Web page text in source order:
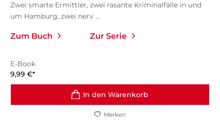
Zwei smarte Ermittler, zwei rasante Kriminalfälle in und
um Hamburg, zwei nerv ...
Zum Buch Zur Serie
E-Book
9,99 €*
In den Warenkorb
Merken